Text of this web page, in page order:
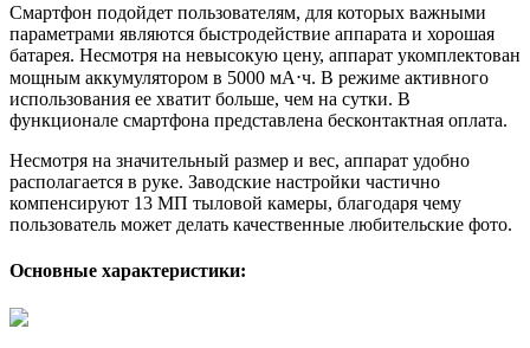
Смартфон подойдет пользователям, для которых важными
параметрами являются быстродействие аппарата и хорошая
батарея. Несмотря на невысокую цену, аппарат укомплектован
мощным аккумулятором в 5000 мА⋅ч. В режиме активного
использования ее хватит больше, чем на сутки. В
функционале смартфона представлена бесконтактная оплата.
Несмотря на значительный размер и вес, аппарат удобно
располагается в руке. Заводские настройки частично
компенсируют 13 МП тыловой камеры, благодаря чему
пользователь может делать качественные любительские фото.
Основные характеристики: